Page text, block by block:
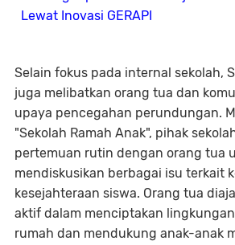
Lewat Inovasi GERAPI
Selain fokus pada internal sekolah,
juga melibatkan orang tua dan
upaya pencegahan perundungan.
"Sekolah Ramah Anak", pihak
pertemuan rutin dengan orang tua
mendiskusikan berbagai isu terkait
kesejahteraan siswa. Orang tua
aktif dalam menciptakan
rumah dan mendukung anak-anak